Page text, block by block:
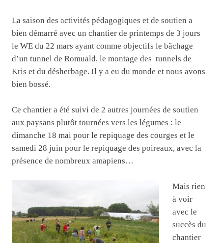
La saison des activités pédagogiques et de soutien a
bien démarré avec un chantier de printemps de 3 jours
le WE du 22 mars ayant comme objectifs le bâchage
d’un tunnel de Romuald, le montage des tunnels de
Kris et du désherbage. Il y a eu du monde et nous avons
bien bossé.
Ce chantier a été suivi de 2 autres journées de soutien
aux paysans plutôt tournées vers les légumes : le
dimanche 18 mai pour le repiquage des courges et le
samedi 28 juin pour le repiquage des poireaux, avec la
présence de nombreux amapiens…
Mais rien
à voir
avec le
succès du
chantier